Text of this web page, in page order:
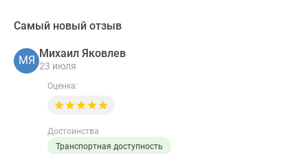
Самый новый отзыв
МЯ
Михаил Яковлев
23 июля
Оценка:
Достоинства
Транспортная доступность